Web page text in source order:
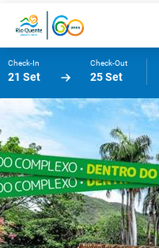
Check-In
21 Set
Check-Out
25 Set